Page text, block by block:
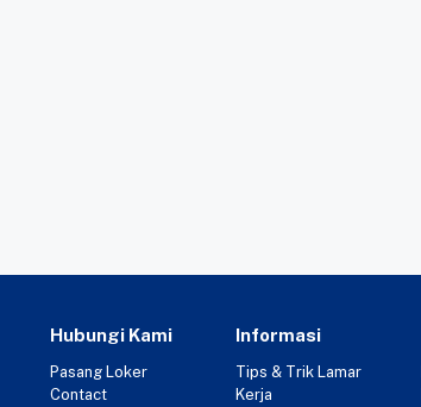
Hubungi Kami
Pasang Loker
Contact
Informasi
Tips & Trik Lamar
Kerja